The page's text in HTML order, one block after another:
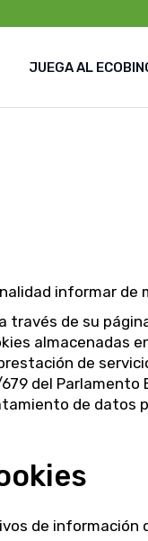
JUEGA AL
informar de
través de su
almacenadas
de
del
de datos
de